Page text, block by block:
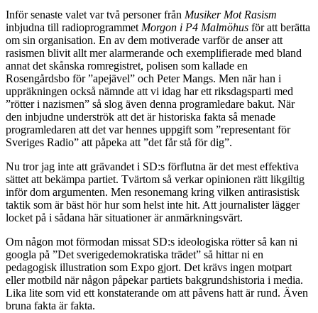
Inför senaste valet var två personer från Musiker Mot Rasism
inbjudna till radioprogrammetMorgon i P4 Malmöhus för att berätta
om sin organisation. En av dem motiverade varför de anser att
rasismen blivit allt mer alarmerande och exemplifierade med bland
annat det skånska romregistret, polisen som kallade en
Rosengårdsbo för ”apejävel” och Peter Mangs. Men när han i
uppräkningen också nämnde att vi idag har ett riksdagsparti med
”rötter i nazismen” så slog även denna programledare bakut. När
den inbjudne underströk att det är historiska fakta så menade
programledaren att det var hennes uppgift som ”representant för
Sveriges Radio” att påpeka att ”det får stå för dig”.
Nu tror jag inte att grävandet i SD:s förflutna är det mest effektiva
sättet att bekämpa partiet. Tvärtom så verkar opinionen rätt likgiltig
inför dom argumenten. Men resonemang kring vilken antirasistisk
taktik som är bäst hör hur som helst inte hit. Att journalister lägger
locket på i sådana här situationer är anmärkningsvärt.
Om någon mot förmodan missat SD:s ideologiska rötter så kan ni
googla på ”Det sverigedemokratiska trädet” så hittar ni en
pedagogisk illustration som Expo gjort. Det krävs ingen motpart
eller motbild när någon påpekar partiets bakgrundshistoria i media.
Lika lite som vid ett konstaterande om att påvens hatt är rund. Även
bruna fakta är fakta.